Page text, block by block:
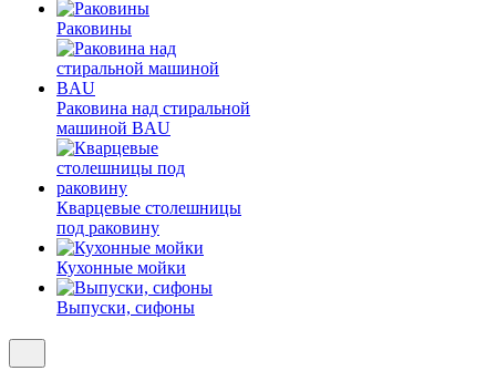
Раковины
Раковина над стиральной
машиной BAU
Кварцевые столешницы
под раковину
Кухонные мойки
Выпуски, сифоны